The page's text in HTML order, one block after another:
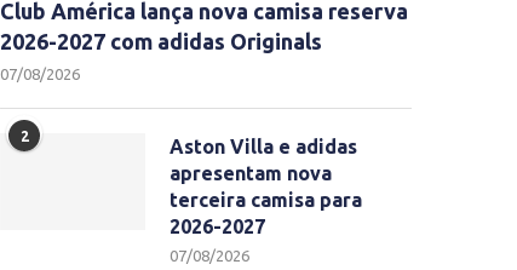
Club América lança nova camisa reserva
2026-2027 com adidas Originals
07/08/2026
2
Aston Villa e adidas
apresentam nova
terceira camisa para
2026-2027
07/08/2026